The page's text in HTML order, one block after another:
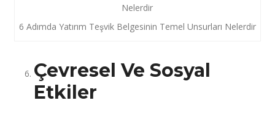
6 Adımda Yatırım Teşvik Belgesinin Temel Unsurları Nelerdir
Çevresel Ve Sosyal
Etkiler